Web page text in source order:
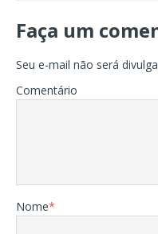
Faça um
Seu e-mail não será
Comentário
Nome*